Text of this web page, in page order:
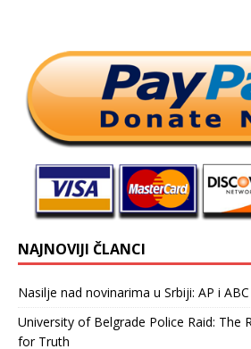
NAJNOVIJI ČLANCI
Nasilje nad novinarima u Srbiji: AP i
University of Belgrade Police Raid: The
for Truth